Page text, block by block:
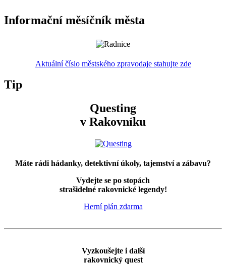
Informační měsíčník města
Aktuální číslo městského zpravodaje stahujte zde
Tip
Questing
v Rakovníku
Máte rádi hádanky, detektivní úkoly, tajemství a zábavu?
Vydejte se po stopách
strašidelné rakovnické legendy!
Herní plán zdarma
Vyzkoušejte i další
rakovnický quest